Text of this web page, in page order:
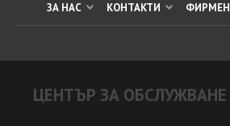
ЗА НАС КОНТАКТИ
ЦЕНТЪР ЗА